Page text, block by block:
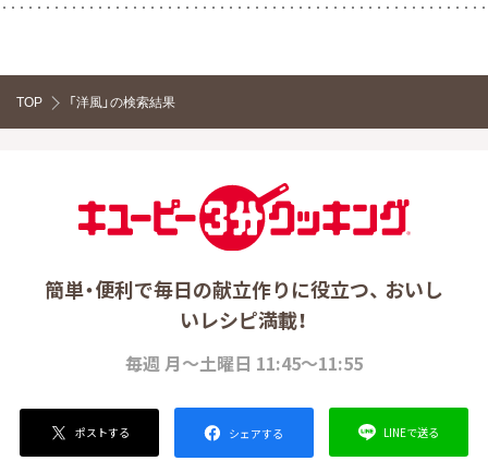
TOP 「洋風」の検索結果
簡単・便利で毎日の献立作りに役立つ、 おいし
いレシピ満載！
毎週 月～土曜日 11:45～11:55
ポストする シェアする LINEで送る